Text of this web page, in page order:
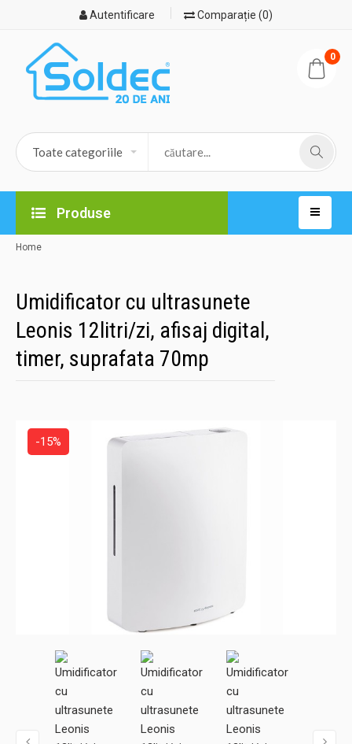
Autentificare Comparație (0)
0
Produse
Home
Umidificator cu ultrasunete
Leonis 12litri/zi, afisaj digital,
timer, suprafata 70mp
-15%